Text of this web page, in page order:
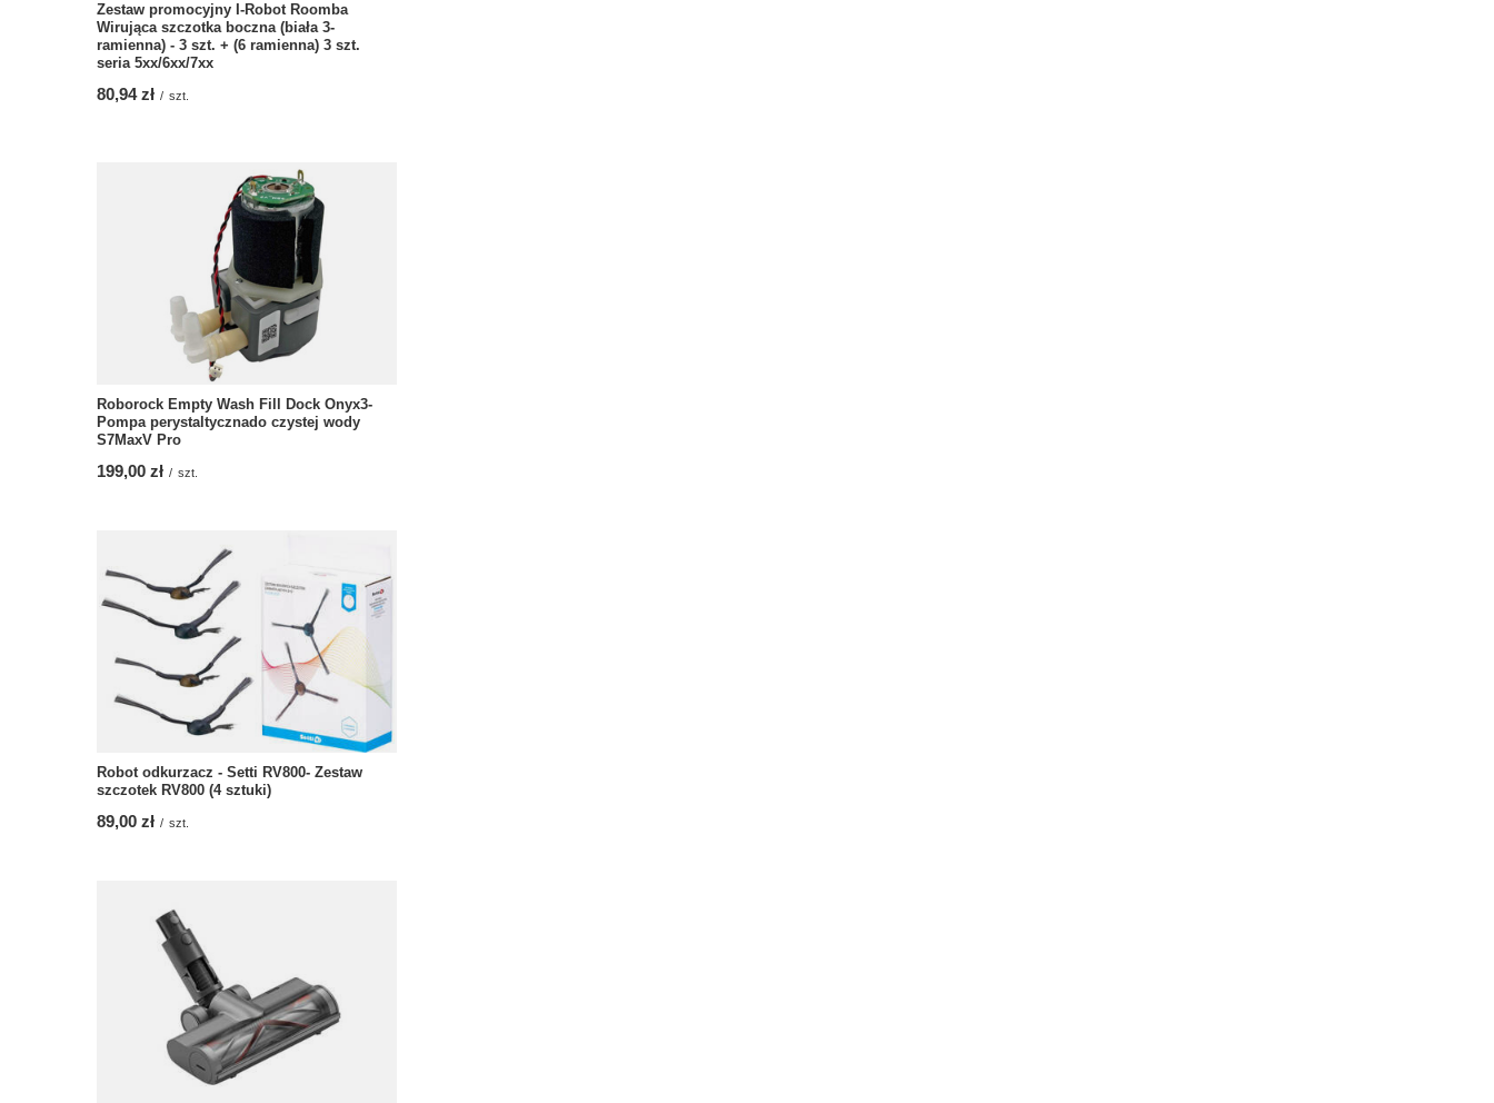
Zestaw promocyjny I-Robot Roomba
Wirująca szczotka boczna (biała 3-
ramienna) - 3 szt. + (6 ramienna) 3 szt.
seria 5xx/6xx/7xx
80,94 zł / szt.
Roborock Empty Wash Fill Dock Onyx3-
Pompa perystaltycznado czystej wody
S7MaxV Pro
199,00 zł / szt.
Robot odkurzacz - Setti RV800- Zestaw
szczotek RV800 (4 sztuki)
89,00 zł / szt.